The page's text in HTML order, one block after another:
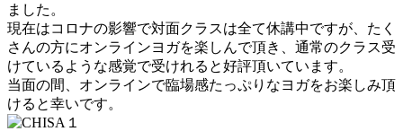
ました。
現在はコロナの影響で対面クラスは全て休講中ですが、たく
さんの方にオンラインヨガを楽しんで頂き、通常のクラス受
けているような感覚で受けれると好評頂いています。
当面の間、オンラインで臨場感たっぷりなヨガをお楽しみ頂
けると幸いです。